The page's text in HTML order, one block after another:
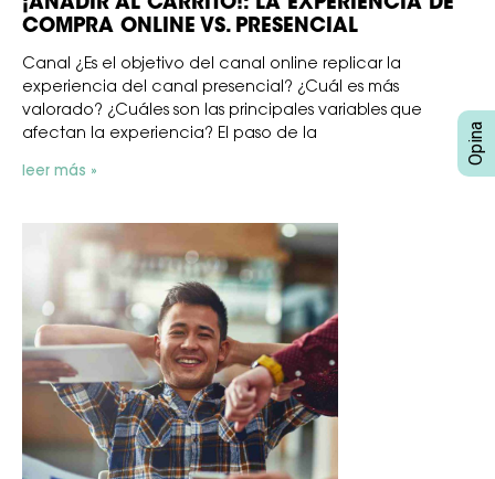
¡AÑADIR AL CARRITO!: LA EXPERIENCIA DE
COMPRA ONLINE VS. PRESENCIAL
Canal ¿Es el objetivo del canal online replicar la
experiencia del canal presencial? ¿Cuál es más
valorado? ¿Cuáles son las principales variables que
afectan la experiencia? El paso de la
leer más »